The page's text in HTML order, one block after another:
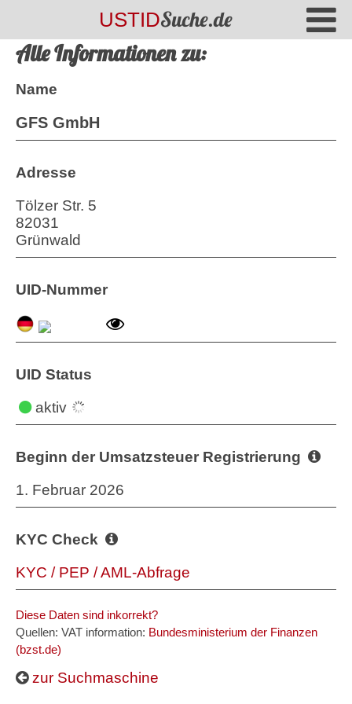
USTIDSuche.de
Alle Informationen zu:
Name
GFS GmbH
Adresse
Tölzer Str. 5
82031
Grünwald
UID-Nummer
UID Status
aktiv
Beginn der Umsatzsteuer Registrierung
1. Februar 2026
KYC Check
KYC / PEP / AML-Abfrage
Diese Daten sind inkorrekt?
Quellen: VAT information: Bundesministerium der Finanzen
(bzst.de)
zur Suchmaschine